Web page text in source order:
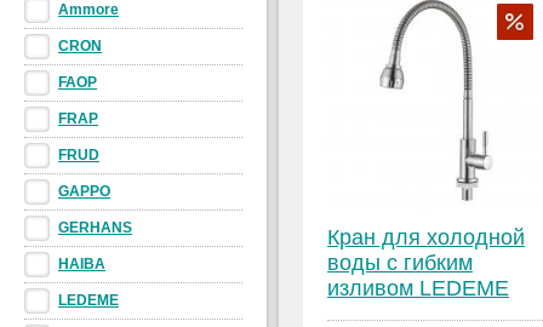
Ammore
CRON
FAOP
FRAP
FRUD
GAPPO
GERHANS
HAIBA
LEDEME
Кран для холодной
воды с гибким
изливом LEDEME
L74295